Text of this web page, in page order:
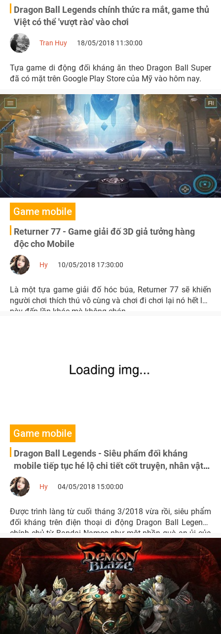
Dragon Ball Legends chính thức ra mắt, game thủ
Việt có thể 'vượt rào' vào chơi
Tran Huy 18/05/2018 11:30:00
Tựa game di động đối kháng ăn theo Dragon Ball Super
đã có mặt trên Google Play Store của Mỹ vào hôm nay.
Game mobile
Returner 77 - Game giải đố 3D giả tưởng hàng
độc cho Mobile
Hy 10/05/2018 17:30:00
Là một tựa game giải đố hóc búa, Returner 77 sẽ khiến
người chơi thích thú vô cùng và chơi đi chơi lại nó hết lần
này đến lần khác mà không chán.
Game mobile
Dragon Ball Legends - Siêu phẩm đối kháng
mobile tiếp tục hé lộ chi tiết cốt truyện, nhân vật
mới
Hy 04/05/2018 15:00:00
Được trình làng từ cuối tháng 3/2018 vừa rồi, siêu phẩm
đối kháng trên điện thoại di động Dragon Ball Legends
chính chủ từ Bandai Namco như một phần quà an ủi của
NPH dành cho các fan DB sau những tập cuối cùng của
season Super vừa qua.